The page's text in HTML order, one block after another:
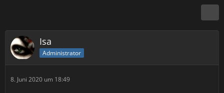
Isa
Administrator
8. Juni 2020 um 18:49